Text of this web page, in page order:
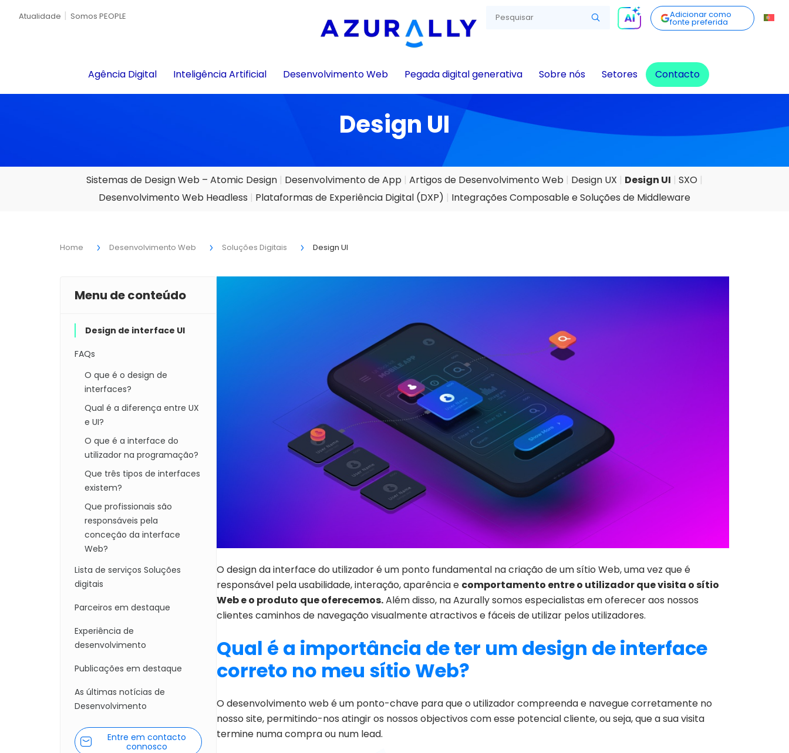
Atualidade Somos PEOPLE Adicionar como
fonte preferida
Agência Digital Inteligência Artificial Desenvolvimento Web Pegada digital generativa Sobre nós Setores Contacto
Design UI
Sistemas de Design Web – Atomic Design Desenvolvimento de App Artigos de Desenvolvimento Web Design UX Design UI
SXO
Desenvolvimento Web Headless
Plataformas de Experiência Digital (DXP) Integrações Composable e Soluções de Middleware
Home Desenvolvimento Web Soluções Digitais Design UI
Menu de conteúdo
Design de interface UI
FAQs
O que é o design de
interfaces?
Qual é a diferença entre UX
e UI?
O que é a interface do
utilizador na programação?
Que três tipos de interfaces
existem?
Que profissionais são
responsáveis pela
conceção da interface
Web?
Lista de serviços Soluções
digitais
Parceiros em destaque
Experiência de
desenvolvimento
Publicações em destaque
As últimas notícias de
Desenvolvimento
Entre em contacto
connosco
O design da interface do utilizador é um ponto fundamental na criação de um sítio Web, uma vez que é
responsável pela usabilidade, interação, aparência e comportamento entre o utilizador que visita o sítio
Web e o produto que oferecemos.Além disso, na Azurally somos especialistas em oferecer aos nossos
clientes caminhos de navegação visualmente atractivos e fáceis de utilizar pelos utilizadores.
Qual é a importância de ter um design de interface
correto no meu sítio Web?
O desenvolvimento web é um ponto-chave para que o utilizador compreenda e navegue corretamente no
nosso site, permitindo-nos atingir os nossos objectivos com esse potencial cliente, ou seja, que a sua visita
termine numa compra ou num lead.